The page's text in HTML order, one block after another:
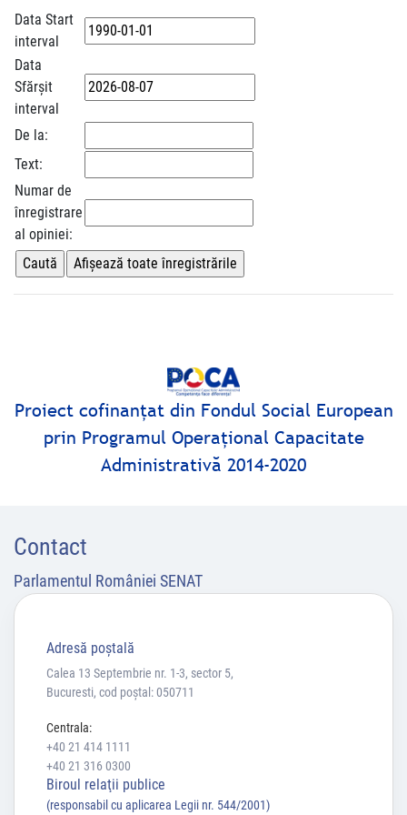
Data Start
interval
Data
Sfărșit
interval
De la:
Text:
Numar de
înregistrare
al opiniei:
Proiect cofinanţat din Fondul Social European
prin Programul Operaţional Capacitate
Administrativă 2014-2020
Contact
Parlamentul României SENAT
Adresă poştală
Calea 13 Septembrie nr. 1-3, sector 5,
Bucuresti, cod poștal: 050711
Centrala:
+40 21 414 1111
+40 21 316 0300
Biroul relaţii publice
(responsabil cu aplicarea Legii nr. 544/2001)